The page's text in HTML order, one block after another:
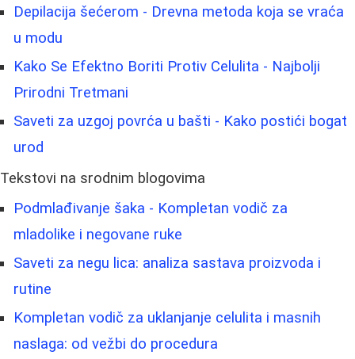
Depilacija šećerom - Drevna metoda koja se vraća
u modu
Kako Se Efektno Boriti Protiv Celulita - Najbolji
Prirodni Tretmani
Saveti za uzgoj povrća u bašti - Kako postići bogat
urod
Tekstovi na srodnim blogovima
Podmlađivanje šaka - Kompletan vodič za
mladolike i negovane ruke
Saveti za negu lica: analiza sastava proizvoda i
rutine
Kompletan vodič za uklanjanje celulita i masnih
naslaga: od vežbi do procedura